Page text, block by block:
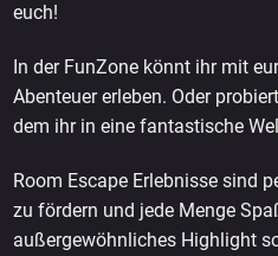
euch!
In der FunZone könnt ihr mit
Abenteuer erleben. Oder
dem ihr in eine fantastische
Room Escape Erlebnisse sind
zu fördern und jede Menge
außergewöhnliches Highlight